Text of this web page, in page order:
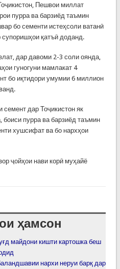
Пешвои миллат
пурра ва барзиёд таъмин
бо сементи истеҳсоли ватанӣ
супоришҳои қатъӣ доданд.
дар давоми 2-3 соли оянда,
гуногуни мамлакат 4
бо иқтидори умумии 6 миллион
семент дар Тоҷикистон як
боиси пурра ва барзиёд таъмин
хушсифат ва бо нархҳои
ҷойҳои нави корӣ муҳайё
ҳамсон
майдони кишти картошка беш
нархи неруи барқ дар